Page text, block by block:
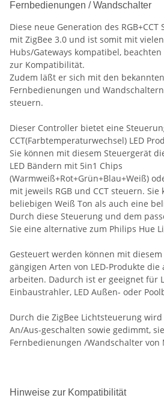
Fernbedienungen / Wandschalter
Diese neue Generation des
mit ZigBee 3.0 und ist somit mit
Hubs/Gateways kompatibel,
zur Kompatibilität.
Zudem läßt er sich mit den bekannten
Fernbedienungen und
steuern.
Dieser Controller bietet eine
CCT(Farbtemperaturwechsel) LED
Sie können mit diesem Steuergerät
LED Bändern mit 5in1 Chips
(Warmweiß+Rot+Grün+Blau+Weiß)
mit jeweils RGB und CCT steuern.
beliebigen Weiß Ton als auch eine
Durch diese Steuerung und dem
Sie eine alternative zum Philips Hue
Gesteuert werden können mit
gängigen Arten von LED-Produkte die
arbeiten. Dadurch ist er geeignet für
Einbaustrahler, LED Außen- oder
Durch die ZigBee Lichtsteuerung
An/Aus-geschalten sowie gedimmt,
Fernbedienungen /Wandschalter von
Hinweise zur Kompatibilität